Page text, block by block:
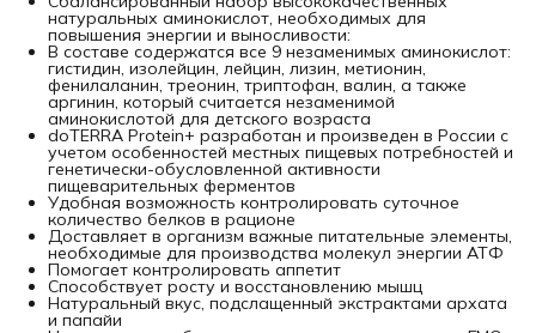
натуральных аминокислот, необходимых для
повышения энергии и выносливости:
В составе содержатся все 9 незаменимых аминокислот:
гистидин, изолейцин, лейцин, лизин, метионин,
фенилаланин, треонин, триптофан, валин, а также
аргинин, который считается незаменимой
аминокислотой для детского возраста
doTERRA Protein+ разработан и произведен в России с
учетом особенностей местных пищевых потребностей и
генетически-обусловленной активности
пищеварительных ферментов
Удобная возможность контролировать суточное
количество белков в рационе
Доставляет в организм важные питательные элементы,
необходимые для производства молекул энергии АТФ
Помогает контролировать аппетит
Способствует росту и восстановлению мышц
Натуральный вкус, подслащенный экстрактами архата
и папайи